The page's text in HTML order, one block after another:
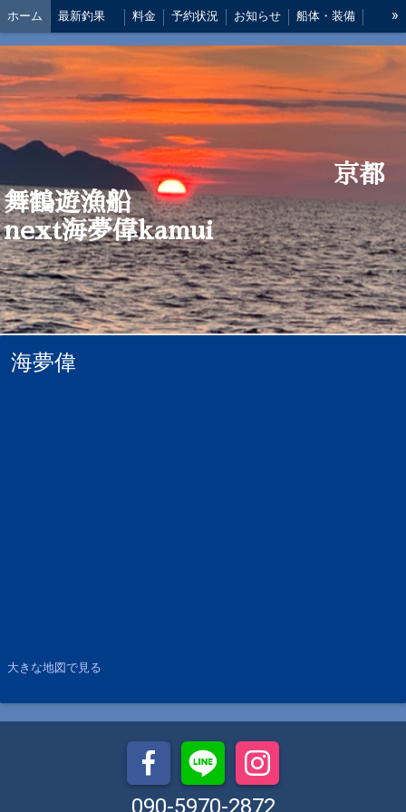
ホーム 最新釣果 料金 予約状況 お知らせ 船体・装備
船長 あいさつ アクセス 仕掛け
»
京都
舞鶴遊漁船
next海夢偉kamui
海夢偉
大きな地図で見る
090-5970-2872